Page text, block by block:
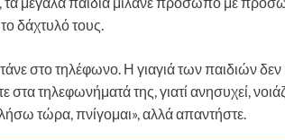
δάχτυλό τους.
στο τηλέφωνο. Η γιαγιά των παιδιών δεν
στα τηλεφωνήματά της, γιατί ανησυχεί,
τώρα, πνίγομαι», αλλά απαντήστε.